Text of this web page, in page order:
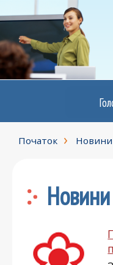
Початок Новини
Новини